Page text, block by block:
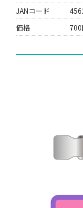
JANコード
価格